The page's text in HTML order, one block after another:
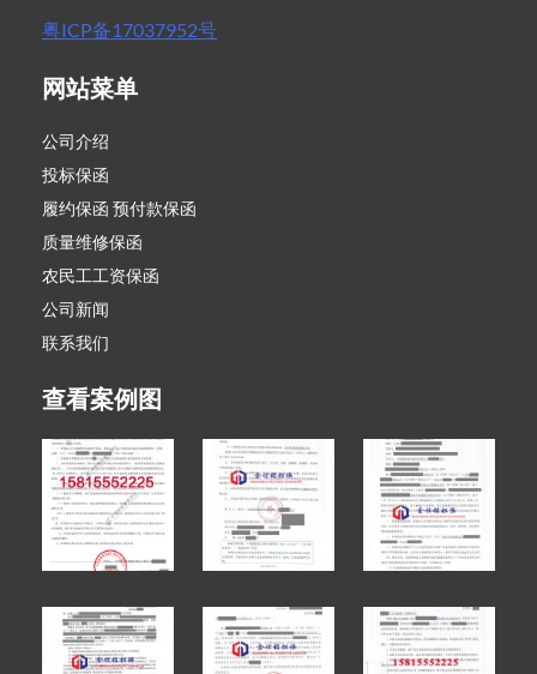
粤ICP备17037952号
网站菜单
公司介绍
投标保函
履约保函 预付款保函
质量维修保函
农民工工资保函
公司新闻
联系我们
查看案例图